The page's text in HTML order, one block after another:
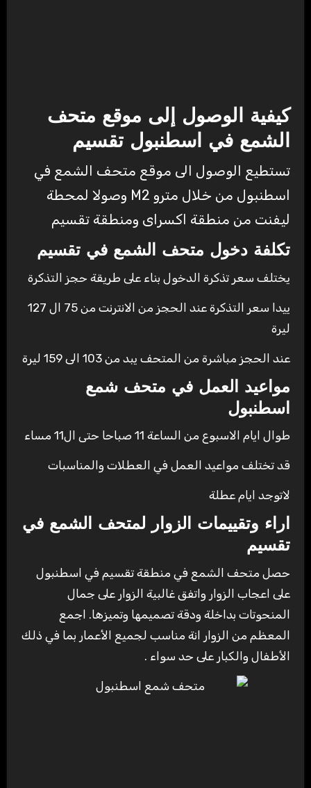
كيفية الوصول إلى موقع متحف
الشمع في اسطنبول تقسيم
تستطيع الوصول الى موقع متحف الشمع في
اسطنبول من خلال مترو M2 وصولا لمحطة
ليفنت من منطقة اكسراى ومنطقة تقسيم
تكلفة دخول متحف الشمع في تقسيم
يختلف سعر تذكرة الدخول بناء على طريقة حجز التذكرة
ييدا سعر التذكرة عند الحجز من الانترنت من 75 ال 127
ليرة
عند الحجز مباشرة من المتحف يبد من 103 الى 159 ليرة
مواعيد العمل في متحف شمع
اسطنبول
طوال ايام الاسبوع من الساعة 11 صباحا حتى ال11 مساء
قد تختلف مواعيد العمل في العطلات والمناسبات
لاتوجد ايام عطلة
اراء وتقييمات الزوار لمتحف الشمع في
تقسيم
حصل متحف الشمع في منطقة تقسيم في اسطنبول
على اعجاب الزوار واتفق غالبية الزوار على جمال
المنحوتات بداخلة ودقة تصميمها وتميزها. اجمع
المعظم من الزوار انة مناسب لجميع الأعمار بما في ذلك
الأطفال والكبار على حد سواء .